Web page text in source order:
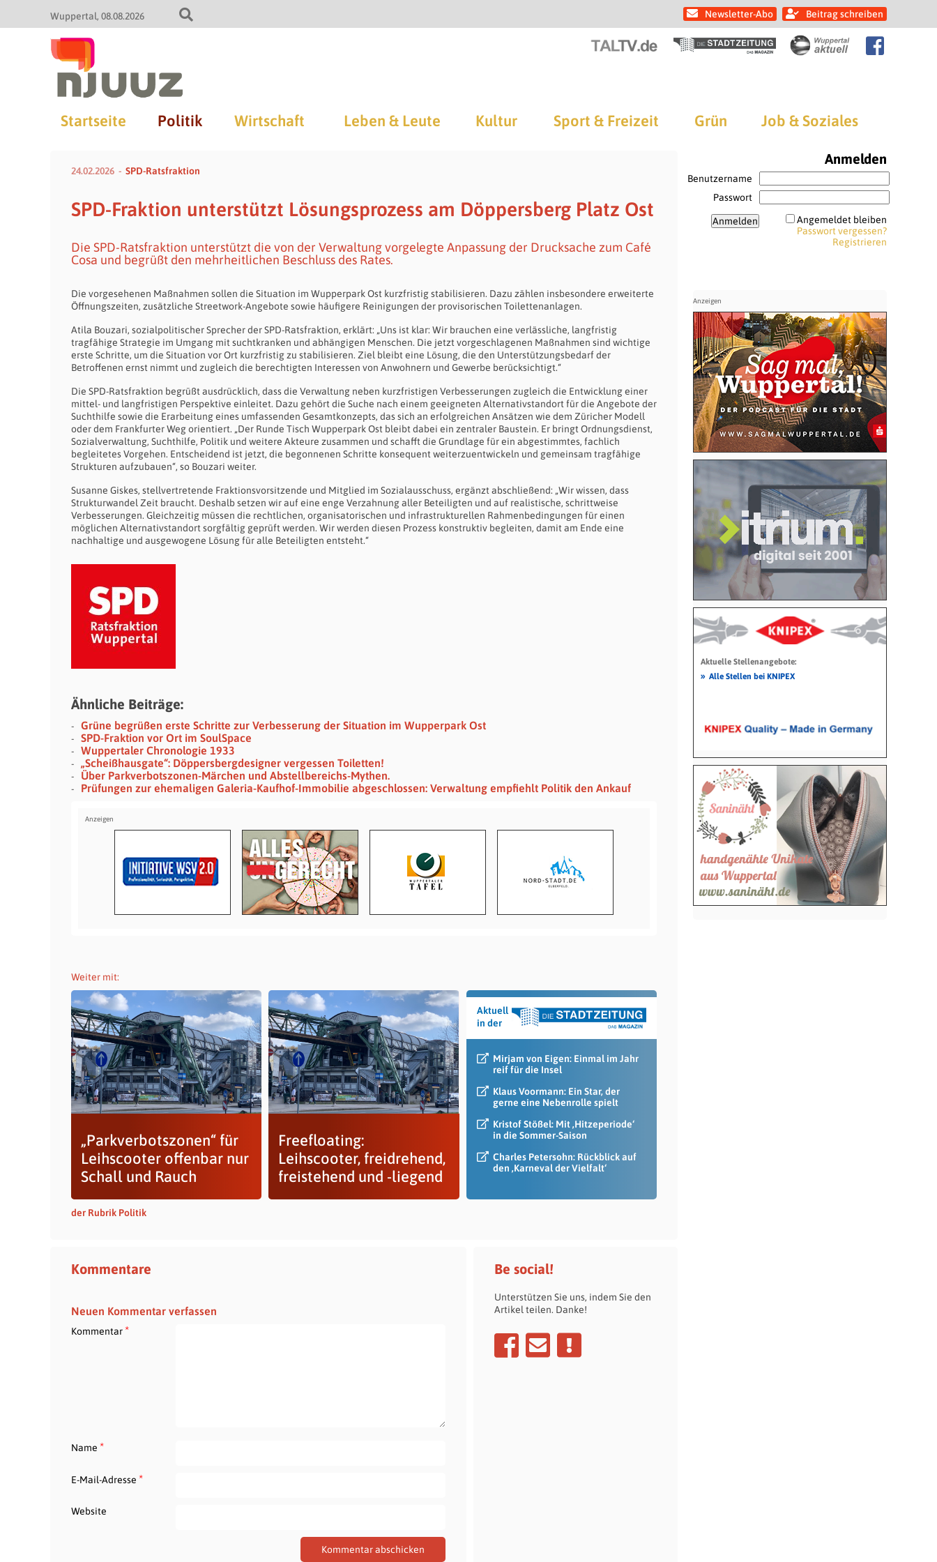
Wuppertal 08.08.2026 Newsletter-Abo Beitrag schreiben
Startseite Politik Wirtschaft Leben & Leute Kultur Sport & Freizeit Grün Job & Soziales
24.02.2026 SPD-Ratsfraktion
SPD-Fraktion unterstützt Lösungsprozess am Döppersberg Platz Ost
Die SPD-Ratsfraktion unterstützt die von der Verwaltung vorgelegte Anpassung der Drucksache zum Café
Cosa und begrüßt den mehrheitlichen Beschluss des Rates.
Die vorgesehenen Maßnahmen sollen die Situation im Wupperpark Ost kurzfristig stabilisieren. Dazu zählen insbesondere erweiterte
Öffnungszeiten, zusätzliche Streetwork-Angebote sowie häufigere Reinigungen der provisorischen Toilettenanlagen.
Atila Bouzari, sozialpolitischer Sprecher der SPD-Ratsfraktion, erklärt: „Uns ist klar: Wir brauchen eine verlässliche, langfristig
tragfähige Strategie im Umgang mit suchtkranken und abhängigen Menschen. Die jetzt vorgeschlagenen Maßnahmen sind wichtige
erste Schritte, um die Situation vor Ort kurzfristig zu stabilisieren. Ziel bleibt eine Lösung, die den Unterstützungsbedarf der
Betroffenen ernst nimmt und zugleich die berechtigten Interessen von Anwohnern und Gewerbe berücksichtigt.“
Die SPD-Ratsfraktion begrüßt ausdrücklich, dass die Verwaltung neben kurzfristigen Verbesserungen zugleich die Entwicklung einer
mittel- und langfristigen Perspektive einleitet. Dazu gehört die Suche nach einem geeigneten Alternativstandort für die Angebote der
Suchthilfe sowie die Erarbeitung eines umfassenden Gesamtkonzepts, das sich an erfolgreichen Ansätzen wie dem Züricher Modell
oder dem Frankfurter Weg orientiert. „Der Runde Tisch Wupperpark Ost bleibt dabei ein zentraler Baustein. Er bringt Ordnungsdienst,
Sozialverwaltung, Suchthilfe, Politik und weitere Akteure zusammen und schafft die Grundlage für ein abgestimmtes, fachlich
begleitetes Vorgehen. Entscheidend ist jetzt, die begonnenen Schritte konsequent weiterzuentwickeln und gemeinsam tragfähige
Strukturen aufzubauen“, so Bouzari weiter.
Susanne Giskes, stellvertretende Fraktionsvorsitzende und Mitglied im Sozialausschuss, ergänzt abschließend: „Wir wissen, dass
Strukturwandel Zeit braucht. Deshalb setzen wir auf eine enge Verzahnung aller Beteiligten und auf realistische, schrittweise
Verbesserungen. Gleichzeitig müssen die rechtlichen, organisatorischen und infrastrukturellen Rahmenbedingungen für einen
möglichen Alternativstandort sorgfältig geprüft werden. Wir werden diesen Prozess konstruktiv begleiten, damit am Ende eine
nachhaltige und ausgewogene Lösung für alle Beteiligten entsteht.“
Ähnliche Beiträge:
Grüne begrüßen erste Schritte zur Verbesserung der Situation im Wupperpark Ost
SPD-Fraktion vor Ort im SoulSpace
Wuppertaler Chronologie 1933
„Scheißhausgate“: Döppersbergdesigner vergessen Toiletten!
Über Parkverbotszonen-Märchen und Abstellbereichs-Mythen.
Prüfungen zur ehemaligen Galeria-Kaufhof-Immobilie abgeschlossen: Verwaltung empfiehlt Politik den Ankauf
Weiter mit:
„Parkverbotszonen“ für
Leihscooter offenbar nur
Schall und Rauch
Freefloating:
Leihscooter, freidrehend,
freistehend und -liegend
Aktuell
in der
Mirjam von Eigen: Einmal im Jahr
reif für die Insel
Klaus Voormann: Ein Star, der
gerne eine Nebenrolle spielt
Kristof Stößel: Mit ‚Hitzeperiode‘
in die Sommer-Saison
Charles Petersohn: Rückblick auf
den ‚Karneval der Vielfalt‘
der Rubrik Politik
Anmelden
Benutzername
Passwort
Angemeldet bleiben
Passwort vergessen?
Registrieren
Aktuelle Stellenangebote:
» Alle Stellen bei KNIPEX
Kommentare
Neuen Kommentar verfassen
Kommentar*
Name *
E-Mail-Adresse *
Website
Be social!
Unterstützen Sie uns, indem Sie den
Artikel teilen. Danke!